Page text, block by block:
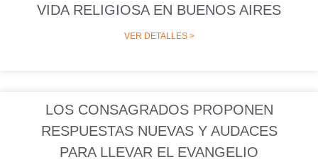
VIDA RELIGIOSA EN BUENOS AIRES
VER DETALLES >
LOS CONSAGRADOS PROPONEN
RESPUESTAS NUEVAS Y AUDACES
PARA LLEVAR EL EVANGELIO